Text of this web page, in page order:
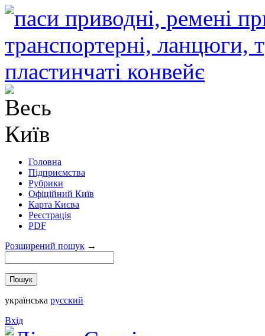
Головна
Підприємства
Рубрики
Офіційний Київ
Карта Києва
Реєстрація
PDF
Розширений пошук →
українська русский
Вхід